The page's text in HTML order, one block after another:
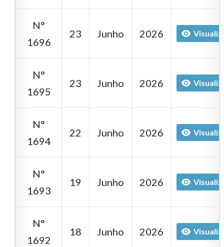
N°
1696
23 Junho 2026
N°
1695
23 Junho 2026
N°
1694
22 Junho 2026
N°
1693
19 Junho 2026
N°
1692
18 Junho 2026